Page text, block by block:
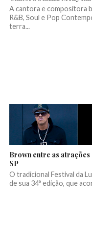
A cantora e compositora
R&B, Soul e Pop
terra...
Brown entre as
SP
O tradicional Festival da
de sua 34ª edição, que